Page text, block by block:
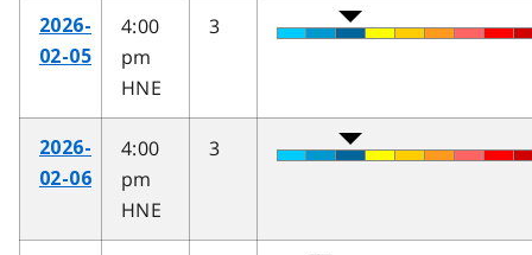
2026-
02-05
4:00
pm
HNE
3
2026-
02-06
4:00
pm
HNE
3